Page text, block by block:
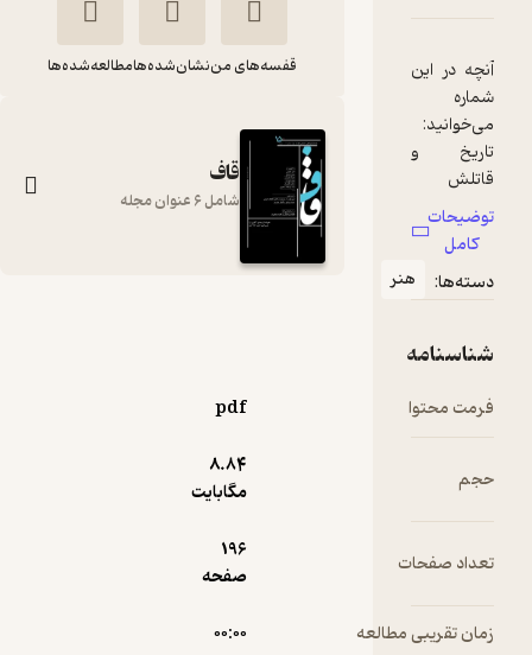
آنچه در این
شماره
تاریخ و
مروری بر
گونه‌های
جدال عرفان
نگاهی به
پیدایش و
سینما در
توضیحات
کامل
دسته‌ها:
هنر
شناسنامه
فرمت محتوا pdf
حجم
8.۸۴
مگابایت
تعداد صفحات
196
صفحه
زمان تقریبی مطالعه ۰۰:۰۰
قفسه‌های من نشان‌شده‌هامطالعه‌شده‌ها
قاف
شامل 6 عنوان مجله
نشریه قاف
منتظر امتیاز
نمونه